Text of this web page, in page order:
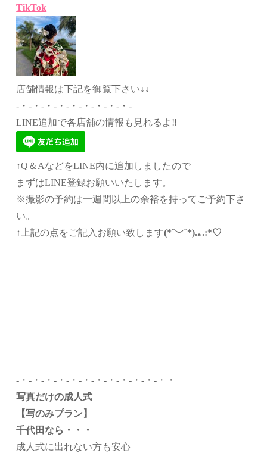
TikTok
店舗情報は下記を御覧下さい↓↓
-・-・-・-・-・-・-・-・-・-
LINE追加で各店舗の情報も見れるよ‼️
↑Q＆AなどをLINE内に追加しましたので
まずはLINE登録お願いいたします。
※撮影の予約は一週間以上の余裕を持ってご予約下さ
い。
↑上記の点をご記入お願い致します(*˘︶˘*).｡.:*♡
-・-・-・-・-・-・-・-・-・-・-・-・・
写真だけの成人式
【写のみプラン】
千代田なら・・・
成人式に出れない方も安心